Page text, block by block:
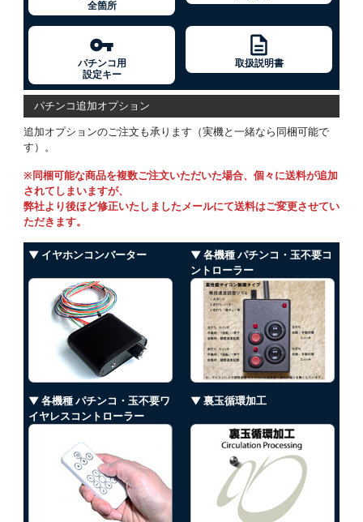
全箇所
パチンコ用
設定キー
取扱説明書
パチンコ追加オプション
追加オプションのご注文も承ります（実機と一緒なら同梱可能で
す）。
※同梱可能な商品を複数ご注文いただいた場合、個々に送料が追加
されてしまいますが、
弊社より後ほど修正いたしましたメールにて送料はご変更させてい
ただきます。
▼ イヤホンコンバーター
▼ 各機種 パチンコ・玉不要コ
ントローラー
▼ 各機種 パチンコ・玉不要ワ
イヤレスコントローラー
▼ 裏玉循環加工